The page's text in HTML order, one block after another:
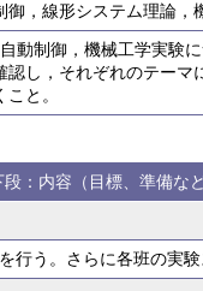
，線形システム理論，
動制御，機械工学実験
し，それぞれのテーマ
と。
段：内容（目標、準備など
う。さらに各班の実験